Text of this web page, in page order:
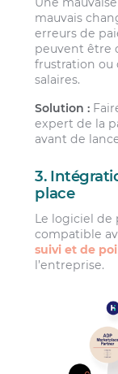
mauvais
erreurs de
peuvent être
frustration ou
salaires.
Solution :
expert de la
avant de
3.
place
Le logiciel de
compatible
suivi et de
l’entreprise.